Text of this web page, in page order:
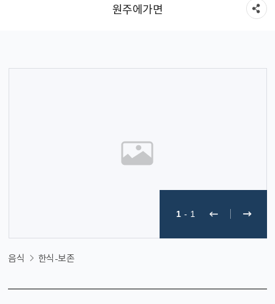
원주에가면
1 - 1
음식 한식-보존